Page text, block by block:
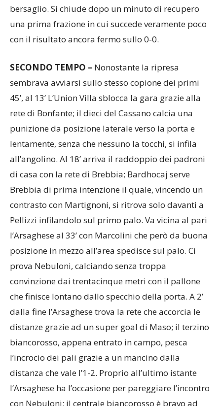
bersaglio. Si chiude dopo un minuto di recupero
una prima frazione in cui succede veramente poco
con il risultato ancora fermo sullo 0-0.
SECONDO TEMPO – Nonostante la ripresa
sembrava avviarsi sullo stesso copione dei primi
45’, al 13’ L’Union Villa sblocca la gara grazie alla
rete di Bonfante; il dieci del Cassano calcia una
punizione da posizione laterale verso la porta e
lentamente, senza che nessuno la tocchi, si infila
all’angolino. Al 18’ arriva il raddoppio dei padroni
di casa con la rete di Brebbia; Bardhocaj serve
Brebbia di prima intenzione il quale, vincendo un
contrasto con Martignoni, si ritrova solo davanti a
Pellizzi infilandolo sul primo palo. Va vicina al pari
l’Arsaghese al 33’ con Marcolini che però da buona
posizione in mezzo all’area spedisce sul palo. Ci
prova Nebuloni, calciando senza troppa
convinzione dai trentacinque metri con il pallone
che finisce lontano dallo specchio della porta. A 2’
dalla fine l’Arsaghese trova la rete che accorcia le
distanze grazie ad un super goal di Maso; il terzino
biancorosso, appena entrato in campo, pesca
l’incrocio dei pali grazie a un mancino dalla
distanza che vale l’1-2. Proprio all’ultimo istante
l’Arsaghese ha l’occasione per pareggiare l’incontro
con Nebuloni; il centrale biancorosso è bravo ad